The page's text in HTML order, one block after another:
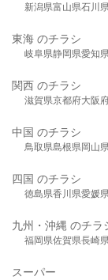
新潟県富山県石川
東海 のチラシ
岐阜県静岡県愛知
関西 のチラシ
滋賀県京都府大阪
中国 のチラシ
鳥取県島根県岡山
四国 のチラシ
徳島県香川県愛媛
九州・沖縄 のチラ
福岡県佐賀県長崎
スーパー